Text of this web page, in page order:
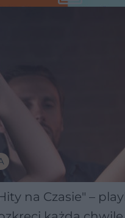
na Czasie" –